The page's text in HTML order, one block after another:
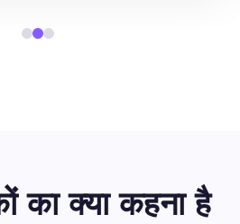
का क्या कहना है